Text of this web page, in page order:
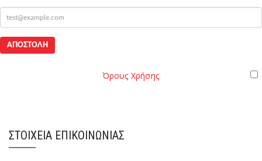
mail
Όρους Χρήσης
ΣΤΟΙΧΕΊΑ ΕΠΙΚΟΙΝΩΝΊΑΣ